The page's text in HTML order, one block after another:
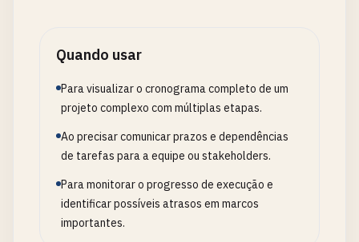
Quando usar
Para visualizar o cronograma completo de um
projeto complexo com múltiplas etapas.
Ao precisar comunicar prazos e dependências
de tarefas para a equipe ou stakeholders.
Para monitorar o progresso de execução e
identificar possíveis atrasos em marcos
importantes.